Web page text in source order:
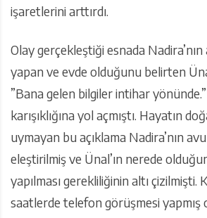
işaretlerini arttırdı.
Olay gerçekleştiği esnada
yapan ve evde olduğunu belirten
”Bana gelen bilgiler intihar
karışıklığına yol açmıştı. Hayatın
uymayan bu açıklama Nadira’nın
eleştirilmiş ve Ünal’ın nerede
yapılması gerekliliğinin altı çizilmişti.
saatlerde telefon görüşmesi yapmış